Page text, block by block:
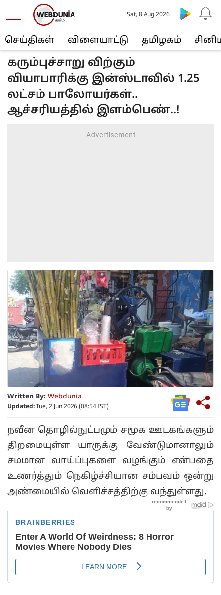
செய்திகள் விளையா‌ட்டு த‌மிழக‌ம்
Sat, 8 Aug 2026
கரும்புச்சாறு விற்கும்
வியாபாரிக்கு இன்ஸ்டாவில் 1.25
லட்சம் பாலோயர்கள்..
ஆச்சரியத்தில் இளம்பெண்..!
Written By: Webdunia
Updated: Tue, 2 Jun 2026 (08:54 IST)
நவீன தொழில்நுட்பமும் சமூக ஊடகங்களும்
திறமையுள்ள யாருக்கு வேண்டுமானாலும்
சமமான வாய்ப்புகளை வழங்கும் என்பதை
உணர்த்தும் நெகிழ்ச்சியான சம்பவம் ஒன்று
அண்மையில் வெளிச்சத்திற்கு வந்துள்ளது.